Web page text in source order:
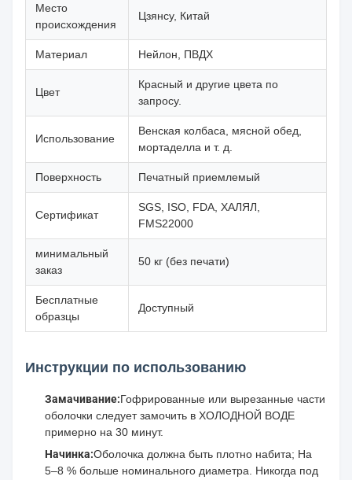
Место
происхождения
Цзянсу, Китай
Материал Нейлон, ПВДХ
Цвет
Красный и другие цвета по
запросу.
Использование
Венская колбаса, мясной обед,
мортаделла и т. д.
Поверхность Печатный приемлемый
Сертификат
SGS, ISO, FDA, ХАЛЯЛ,
FMS22000
минимальный
заказ
50 кг (без печати)
Бесплатные
образцы
Доступный
Инструкции по использованию
Замачивание:Гофрированные или вырезанные части
оболочки следует замочить в ХОЛОДНОЙ ВОДЕ
примерно на 30 минут.
Начинка:Оболочка должна быть плотно набита; На
5–8 % больше номинального диаметра. Никогда под